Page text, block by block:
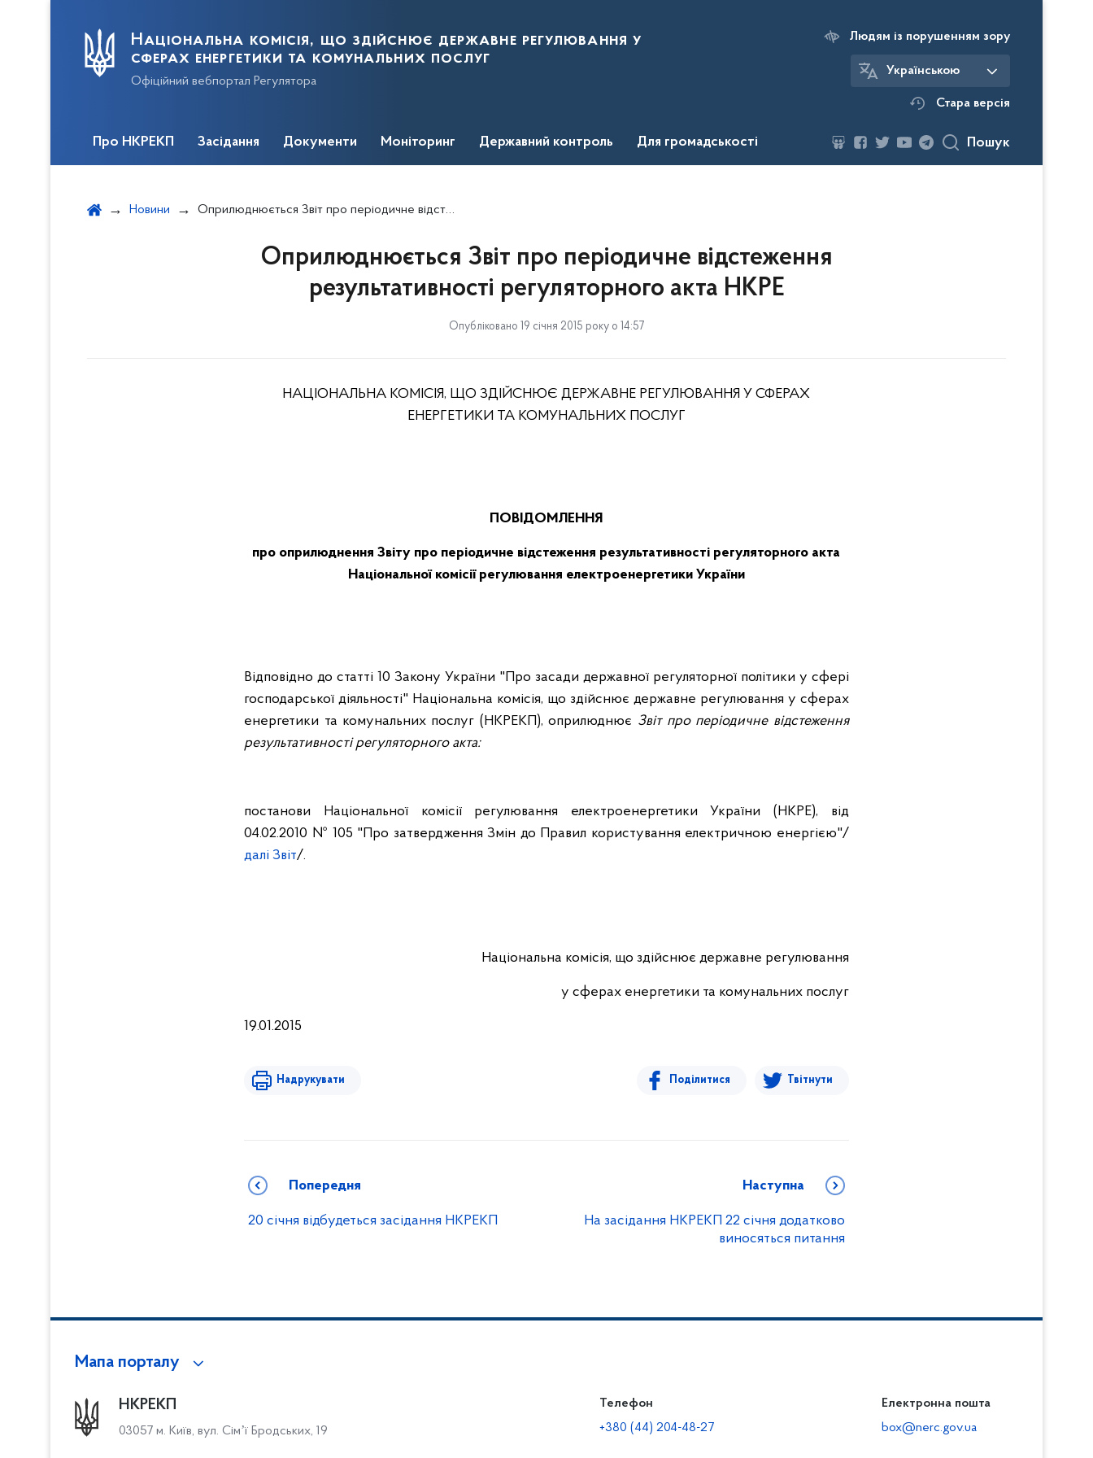
Національна комісія, що здійснює державне регулювання у
сферах енергетики та комунальних послуг
Офіційний вебпортал Регулятора
Людям із порушенням зору
Українською
Стара версія
Про НКРЕКП Засідання Документи Моніторинг Державний контроль Для громадськості Пошук
Новини Оприлюднюється Звіт про періодичне відстеження результативності регуляторного акта НКРЕ
Оприлюднюється Звіт про періодичне відстеження
результативності регуляторного акта НКРЕ
Опубліковано 19 січня 2015 року о 14:57
НАЦІОНАЛЬНА КОМІСІЯ, ЩО ЗДІЙСНЮЄ ДЕРЖАВНЕ РЕГУЛЮВАННЯ У СФЕРАХ
ЕНЕРГЕТИКИ ТА КОМУНАЛЬНИХ ПОСЛУГ
ПОВІДОМЛЕННЯ
про оприлюднення Звіту про періодичне відстеження результативності регуляторного акта
Національної комісії регулювання електроенергетики України
Відповідно до статті 10 Закону України "Про засади державної регуляторної політики у сфері
господарської діяльності" Національна комісія, що здійснює державне регулювання у сферах
енергетики та комунальних послуг (НКРЕКП), оприлюднює Звіт про періодичне відстеження
результативності регуляторного акта:
постанови Національної комісії регулювання електроенергетики України (НКРЕ), від
04.02.2010 № 105 "Про затвердження Змін до Правил користування електричною енергією"/
далі Звіт/.
Національна комісія, що здійснює державне регулювання
у сферах енергетики та комунальних послуг
19.01.2015
Надрукувати Поділитися Твітнути
Попередня
20 січня відбудеться засідання НКРЕКП
Наступна
На засідання НКРЕКП 22 січня додатково
виносяться питання
Мапа порталу
НКРЕКП
03057 м. Київ, вул. Сімʼї Бродських, 19
Телефон
+380 (44) 204-48-27
Електронна пошта
box@nerc.gov.ua